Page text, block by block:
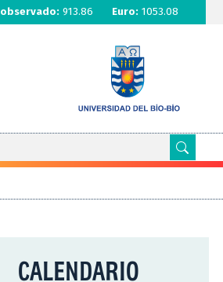
913.86 Euro: 1053.08
CALENDARIO